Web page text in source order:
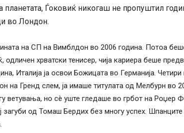
планетата, Ѓоковиќ никогаш не пропуштил
во Лондон.
на СП на Вимблдон во 2006 година. Потоа
хрватски тенисер, чија кариера беше
Италија ја освои Божицата во Германија. Четири
на Гренд слем, ја имаше титулата од Мелбурн во
ветувања, но сè уште гледаше во грбот на Роџер
од Томаш Бердих без многу успех.